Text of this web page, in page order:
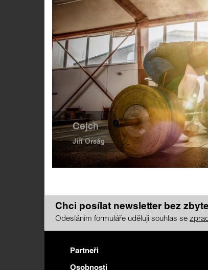
Cejch
Jiří Orság
Chci posílat newsletter bez
Odesláním formuláře uděluji souhlas se
Partneři
Osobnosti